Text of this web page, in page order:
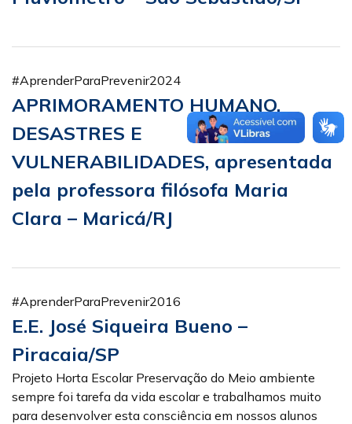
#AprenderParaPrevenir2024
APRIMORAMENTO HUMANO,
DESASTRES E
VULNERABILIDADES, apresentada
pela professora filósofa Maria
Clara – Maricá/RJ
#AprenderParaPrevenir2016
E.E. José Siqueira Bueno –
Piracaia/SP
Projeto Horta Escolar Preservação do Meio ambiente
sempre foi tarefa da vida escolar e trabalhamos muito
para desenvolver esta consciência em nossos alunos